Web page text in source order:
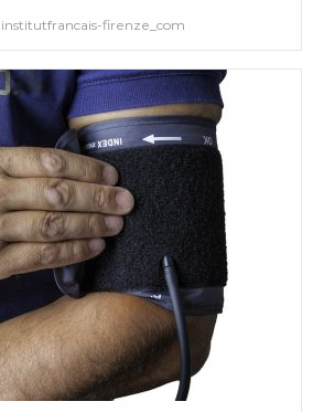
institutfrancais-firenze_com